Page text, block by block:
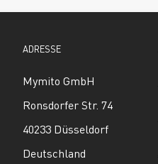
ADRESSE
Mymito GmbH
Ronsdorfer Str. 74
40233 Düsseldorf
Deutschland